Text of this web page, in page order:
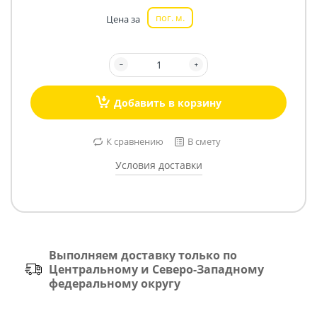
Цена за пог. м.
Добавить в корзину
К сравнению В смету
Условия доставки
Выполняем доставку только по
Центральному и Северо-Западному
федеральному округу